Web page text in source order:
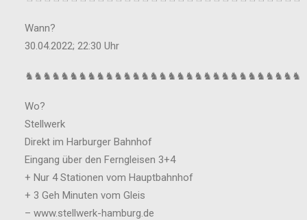
Wann?
30.04.2022; 22:30 Uhr
♞♞♞♞♞♞♞♞♞♞♞♞♞♞♞♞♞♞♞♞♞♞♞♞♞♞♞♞♞♞♞
Wo?
Stellwerk
Direkt im Harburger Bahnhof
Eingang über den Ferngleisen 3+4
+ Nur 4 Stationen vom Hauptbahnhof
+ 3 Geh Minuten vom Gleis
– www.stellwerk-hamburg.de